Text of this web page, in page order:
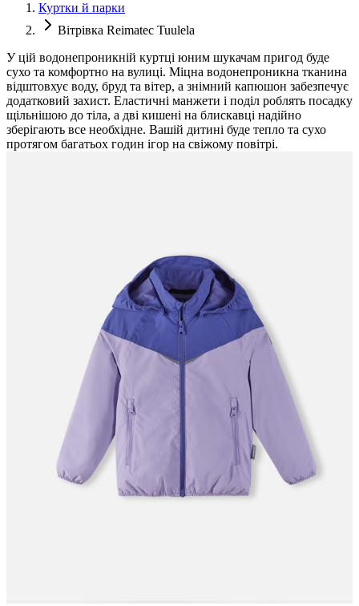
Куртки й парки
Вітрівка Reimatec Tuulela
У цій водонепроникній куртці юним шукачам пригод буде
сухо та комфортно на вулиці. Міцна водонепроникна тканина
відштовхує воду, бруд та вітер, а знімний капюшон забезпечує
додатковий захист. Еластичні манжети і поділ роблять посадку
щільнішою до тіла, а дві кишені на блискавці надійно
зберігають все необхідне. Вашій дитині буде тепло та сухо
протягом багатьох годин ігор на свіжому повітрі.